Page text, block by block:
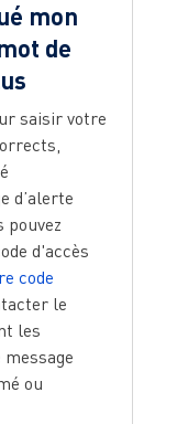
mon
de
saisir votre
d’alerte
pouvez
d'accès
code
le
les
ou